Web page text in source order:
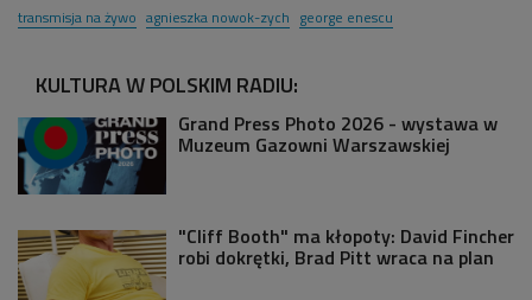
transmisja na żywo agnieszka nowok-zych george enescu
KULTURA W POLSKIM RADIU:
Grand Press Photo 2026 - wystawa w
Muzeum Gazowni Warszawskiej
"Cliff Booth" ma kłopoty: David Fincher
robi dokrętki, Brad Pitt wraca na plan